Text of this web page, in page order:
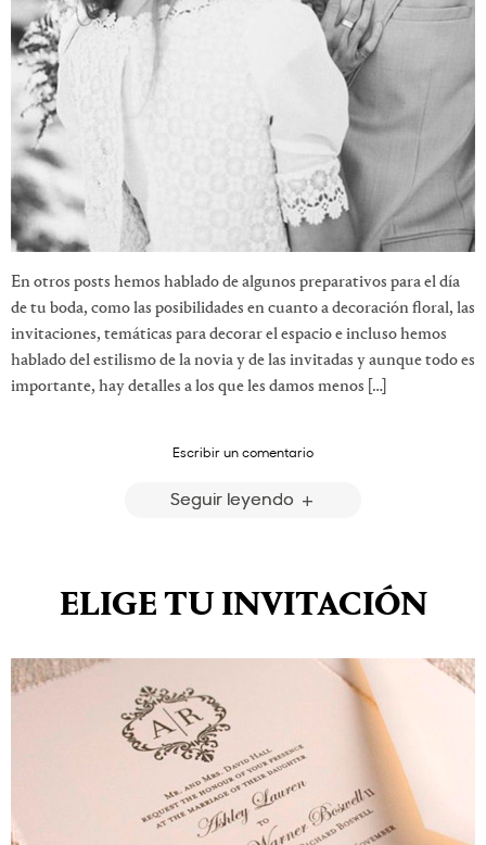
En otros posts hemos hablado de algunos preparativos para el día
de tu boda, como las posibilidades en cuanto a decoración floral, las
invitaciones, temáticas para decorar el espacio e incluso hemos
hablado del estilismo de la novia y de las invitadas y aunque todo es
importante, hay detalles a los que les damos menos […]
Escribir un comentario
Seguir leyendo
ELIGE TU INVITACIÓN